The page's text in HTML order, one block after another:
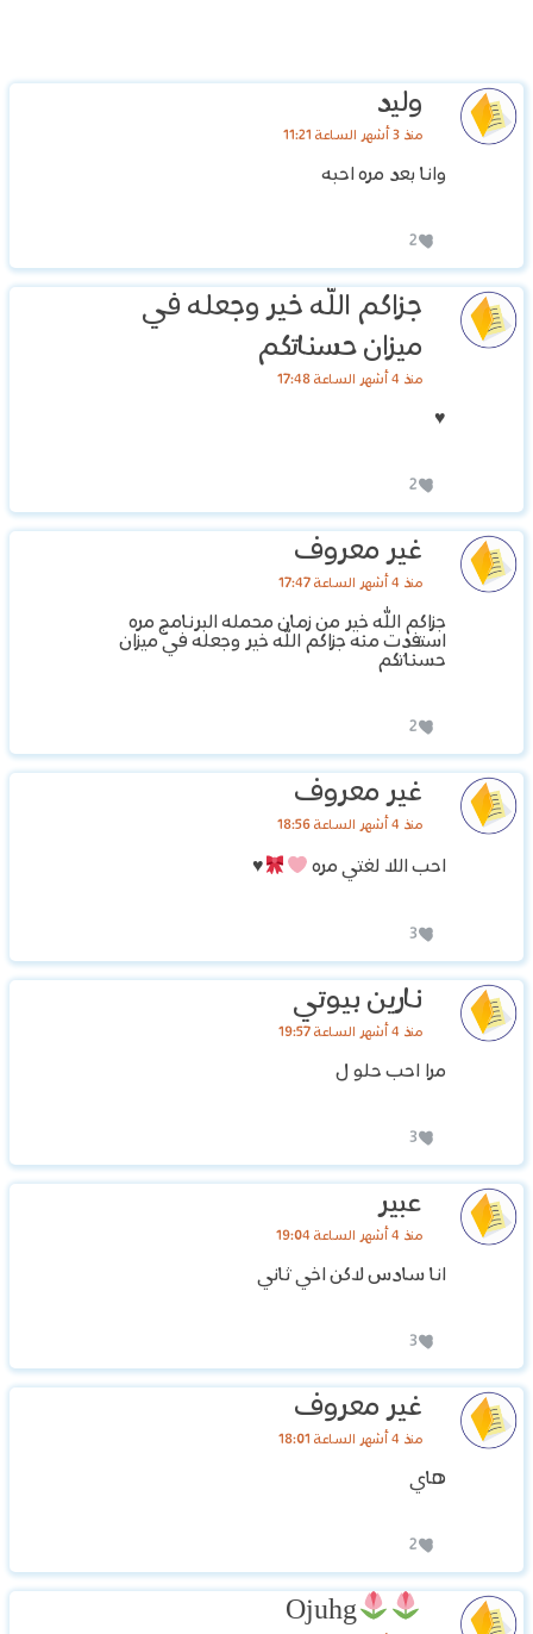
وليد
منذ 3 أشهر الساعة 11:21
وانا بعد مره احبه
2
جزاكم الله خير وجعله في
ميزان حسناتكم
منذ 4 أشهر الساعة 17:48
♥️
2
غير معروف
منذ 4 أشهر الساعة 17:47
جزاكم الله خير من زمان محمله البرنامج مره
استفدت منه جزاكم الله خير وجعله في ميزان
حسناتكم
2
غير معروف
منذ 4 أشهر الساعة 18:56
احب اللا لغتي مره ♥️
3
نارين بيوتي
منذ 4 أشهر الساعة 19:57
مرا احب حلو ل
3
عبير
منذ 4 أشهر الساعة 19:04
انا سادس لاكن اخي ثاني
3
غير معروف
منذ 4 أشهر الساعة 18:01
هاي
2
Ojuhg